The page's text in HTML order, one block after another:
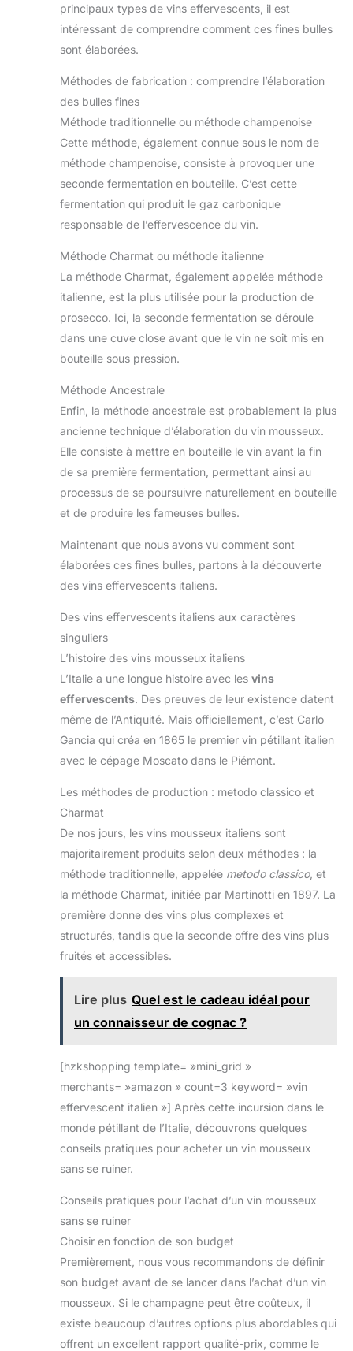
principaux types de vins effervescents, il est
intéressant de comprendre comment ces fines bulles
sont élaborées.
Méthodes de fabrication : comprendre l’élaboration
des bulles fines
Méthode traditionnelle ou méthode champenoise
Cette méthode, également connue sous le nom de
méthode champenoise, consiste à provoquer une
seconde fermentation en bouteille. C’est cette
fermentation qui produit le gaz carbonique
responsable de l’effervescence du vin.
Méthode Charmat ou méthode italienne
La méthode Charmat, également appelée méthode
italienne, est la plus utilisée pour la production de
prosecco. Ici, la seconde fermentation se déroule
dans une cuve close avant que le vin ne soit mis en
bouteille sous pression.
Méthode Ancestrale
Enfin, la méthode ancestrale est probablement la plus
ancienne technique d’élaboration du vin mousseux.
Elle consiste à mettre en bouteille le vin avant la fin
de sa première fermentation, permettant ainsi au
processus de se poursuivre naturellement en bouteille
et de produire les fameuses bulles.
Maintenant que nous avons vu comment sont
élaborées ces fines bulles, partons à la découverte
des vins effervescents italiens.
Des vins effervescents italiens aux caractères
singuliers
L’histoire des vins mousseux italiens
L’Italie a une longue histoire avec les vins
effervescents. Des preuves de leur existence datent
même de l’Antiquité. Mais officiellement, c’est Carlo
Gancia qui créa en 1865 le premier vin pétillant italien
avec le cépage Moscato dans le Piémont.
Les méthodes de production : metodo classico et
Charmat
De nos jours, les vins mousseux italiens sont
majoritairement produits selon deux méthodes : la
méthode traditionnelle, appelée metodo classico, et
la méthode Charmat, initiée par Martinotti en 1897. La
première donne des vins plus complexes et
structurés, tandis que la seconde offre des vins plus
fruités et accessibles.
Lire plus Quel est le cadeau idéal pour
un connaisseur de cognac ?
[hzkshopping template= »mini_grid »
merchants= »amazon » count=3 keyword= »vin
effervescent italien »] Après cette incursion dans le
monde pétillant de l’Italie, découvrons quelques
conseils pratiques pour acheter un vin mousseux
sans se ruiner.
Conseils pratiques pour l’achat d’un vin mousseux
sans se ruiner
Choisir en fonction de son budget
Premièrement, nous vous recommandons de définir
son budget avant de se lancer dans l’achat d’un vin
mousseux. Si le champagne peut être coûteux, il
existe beaucoup d’autres options plus abordables qui
offrent un excellent rapport qualité-prix, comme le